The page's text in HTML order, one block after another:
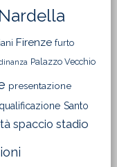
Firenze furto
Palazzo Vecchio
presentazione
Santo
spaccio stadio